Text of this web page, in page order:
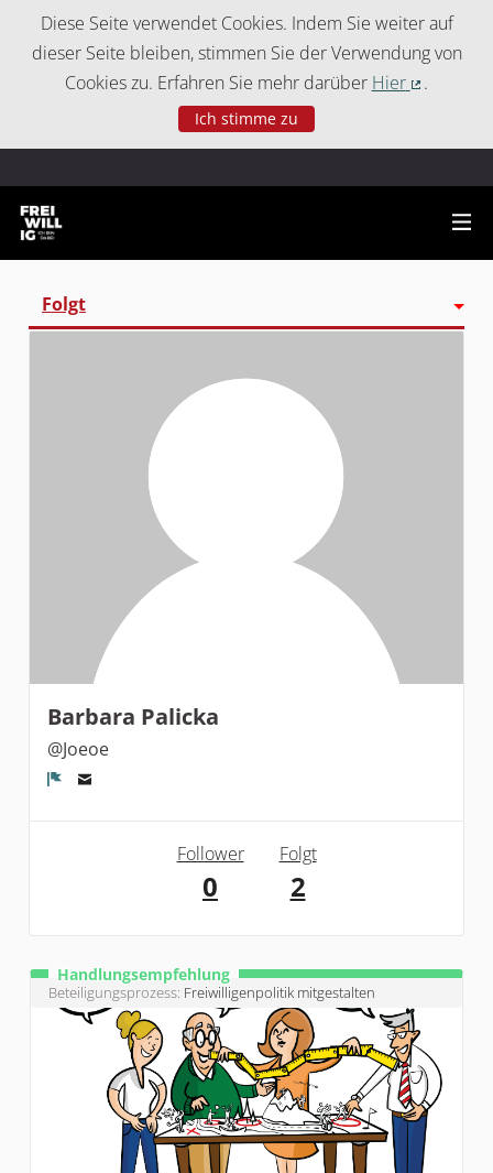
Diese Seite verwendet Cookies. Indem Sie weiter auf
dieser Seite bleiben, stimmen Sie der Verwendung von
Cookies zu. Erfahren Sie mehr darüber Hier
.
Ich stimme zu
Folgt
Barbara Palicka
@Joeoe
Follower
0
Folgt
2
Handlungsempfehlung
Beteiligungsprozess: Freiwilligenpolitik mitgestalten
Cookie-Einstellungen